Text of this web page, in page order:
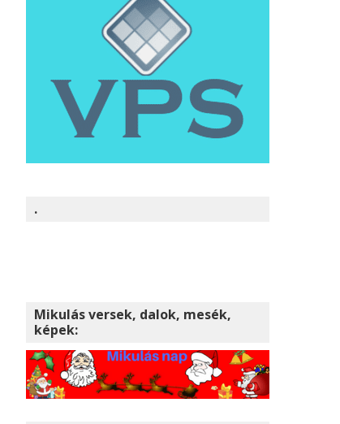
.
Mikulás versek, dalok, mesék,
képek: